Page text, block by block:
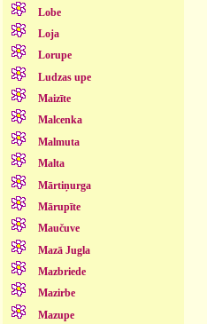
Lobe
Loja
Lorupe
Ludzas upe
Maizīte
Malcenka
Malmuta
Malta
Mārtiņurga
Mārupīte
Maučuve
Mazā Jugla
Mazbriede
Mazirbe
Mazupe